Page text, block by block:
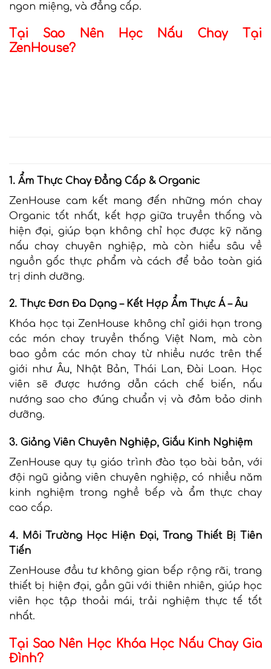
ngon miệng, và đẳng cấp.
Tại Sao Nên Học Nấu Chay Tại
ZenHouse?
1. Ẩm Thực Chay Đẳng Cấp & Organic
ZenHouse cam kết mang đến những món chay
Organic tốt nhất, kết hợp giữa truyền thống và
hiện đại, giúp bạn không chỉ học được kỹ năng
nấu chay chuyên nghiệp, mà còn hiểu sâu về
nguồn gốc thực phẩm và cách để bảo toàn giá
trị dinh dưỡng.
2. Thực Đơn Đa Dạng – Kết Hợp Ẩm Thực Á – Âu
Khóa học tại ZenHouse không chỉ giới hạn trong
các món chay truyền thống Việt Nam, mà còn
bao gồm các món chay từ nhiều nước trên thế
giới như Âu, Nhật Bản, Thái Lan, Đài Loan. Học
viên sẽ được hướng dẫn cách chế biến, nấu
nướng sao cho đúng chuẩn vị và đảm bảo dinh
dưỡng.
3. Giảng Viên Chuyên Nghiệp, Giắu Kinh Nghiệm
ZenHouse quy tụ giáo trình đào tạo bài bản, với
đội ngũ giảng viên chuyên nghiệp, có nhiều năm
kinh nghiệm trong nghề bếp và ẩm thực chay
cao cấp.
4. Môi Trường Học Hiện Đại, Trang Thiết Bị Tiên
Tiến
ZenHouse đầu tư không gian bếp rộng rãi, trang
thiết bị hiện đại, gần gũi với thiên nhiên, giúp học
viên học tập thoải mái, trải nghiệm thực tế tốt
nhất.
Tại Sao Nên Học Khóa Học Nấu Chay Gia
Đình?